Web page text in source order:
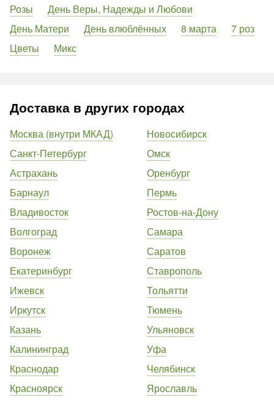
Розы
День Веры, Надежды и Любови
День Матери
День влюблённых 8 марта
7 роз
Цветы
Микс
Доставка в других городах
Москва (внутри МКАД)
Санкт-Петербург
Астрахань
Барнаул
Владивосток
Волгоград
Воронеж
Екатеринбург
Ижевск
Иркутск
Казань
Калининград
Краснодар
Красноярск
Новосибирск
Омск
Оренбург
Пермь
Ростов-на-Дону
Самара
Саратов
Ставрополь
Тольятти
Тюмень
Ульяновск
Уфа
Челябинск
Ярославль